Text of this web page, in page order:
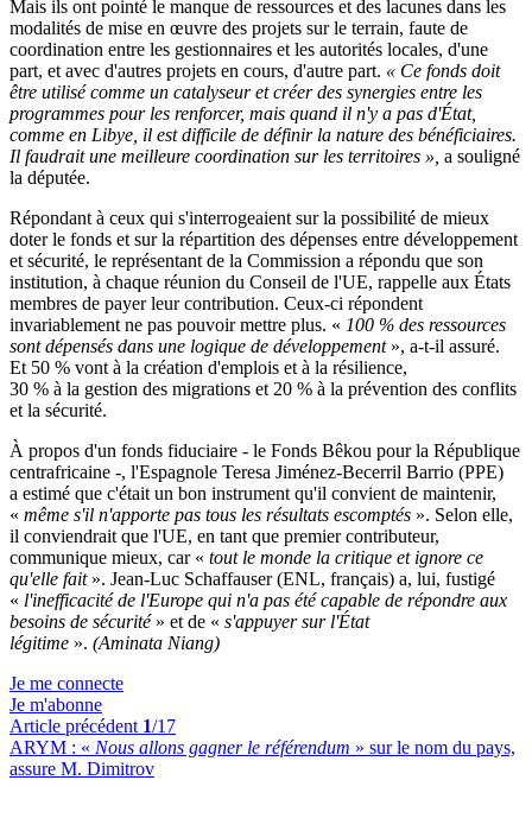
Mais ils ont pointé le manque de ressources et des lacunes dans les
modalités de mise en œuvre des projets sur le terrain, faute de
coordination entre les gestionnaires et les autorités locales, d'une
part, et avec d'autres projets en cours, d'autre part. « Ce fonds doit
être utilisé comme un catalyseur et créer des synergies entre les
programmes pour les renforcer, mais quand il n'y a pas d'État,
comme en Libye, il est difficile de définir la nature des bénéficiaires.
Il faudrait une meilleure coordination sur les territoires », a souligné
la députée.
Répondant à ceux qui s'interrogeaient sur la possibilité de mieux
doter le fonds et sur la répartition des dépenses entre développement
et sécurité, le représentant de la Commission a répondu que son
institution, à chaque réunion du Conseil de l'UE, rappelle aux États
membres de payer leur contribution. Ceux-ci répondent
invariablement ne pas pouvoir mettre plus. « 100 % des ressources
sont dépensés dans une logique de développement », a-t-il assuré.
Et 50 % vont à la création d'emplois et à la résilience,
30 % à la gestion des migrations et 20 % à la prévention des conflits
et la sécurité.
À propos d'un fonds fiduciaire - le Fonds Bêkou pour la République
centrafricaine -, l'Espagnole Teresa Jiménez-Becerril Barrio (PPE)
a estimé que c'était un bon instrument qu'il convient de maintenir,
« même s'il n'apporte pas tous les résultats escomptés ». Selon elle,
il conviendrait que l'UE, en tant que premier contributeur,
communique mieux, car « tout le monde la critique et ignore ce
qu'elle fait ». Jean-Luc Schaffauser (ENL, français) a, lui, fustigé
« l'inefficacité de l'Europe qui n'a pas été capable de répondre aux
besoins de sécurité » et de « s'appuyer sur l'État
légitime ». (Aminata Niang)
Je me connecte
Je m'abonne
Article précédent 1/17
ARYM : « Nous allons gagner le référendum » sur le nom du pays,
assure M. Dimitrov